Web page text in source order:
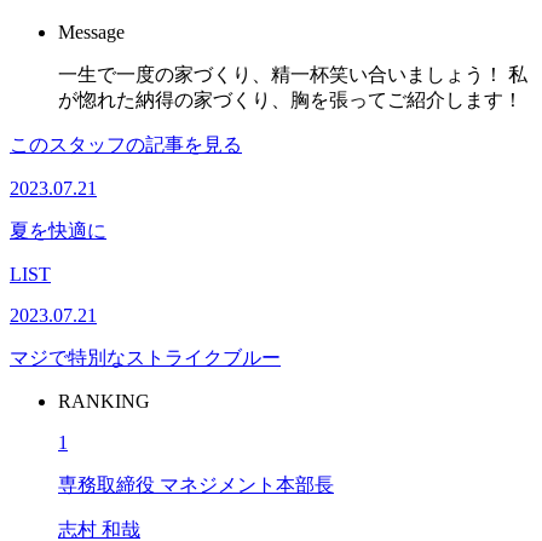
Message
一生で一度の家づくり、精一杯笑い合いましょう！ 私
が惚れた納得の家づくり、胸を張ってご紹介します！
このスタッフの記事を見る
2023.07.21
夏を快適に
LIST
2023.07.21
マジで特別なストライクブルー
RANKING
1
専務取締役 マネジメント本部長
志村 和哉